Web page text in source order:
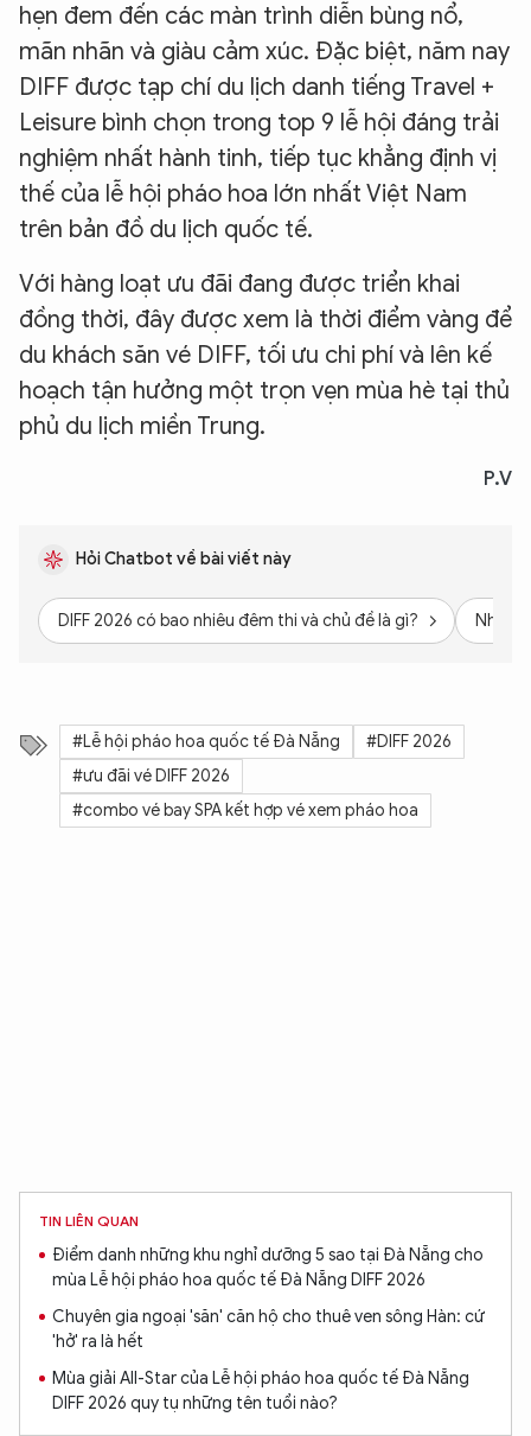
hẹn đem đến các màn trình diễn bùng nổ,
mãn nhãn và giàu cảm xúc. Đặc biệt, năm nay
DIFF được tạp chí du lịch danh tiếng Travel +
Leisure bình chọn trong top 9 lễ hội đáng trải
nghiệm nhất hành tinh, tiếp tục khẳng định vị
thế của lễ hội pháo hoa lớn nhất Việt Nam
trên bản đồ du lịch quốc tế.
Với hàng loạt ưu đãi đang được triển khai
đồng thời, đây được xem là thời điểm vàng để
du khách săn vé DIFF, tối ưu chi phí và lên kế
hoạch tận hưởng một trọn vẹn mùa hè tại thủ
phủ du lịch miền Trung.
P.V
Hỏi Chatbot về bài viết này
DIFF 2026 có bao nhiêu đêm thi và chủ đề là gì?
#Lễ hội pháo hoa quốc tế Đà Nẵng
#DIFF 2026
#ưu đãi vé DIFF 2026
#combo vé bay SPA kết hợp vé xem pháo hoa
TIN LIÊN QUAN
Điểm danh những khu nghỉ dưỡng 5 sao tại Đà Nẵng cho
mùa Lễ hội pháo hoa quốc tế Đà Nẵng DIFF 2026
Chuyên gia ngoại 'săn' căn hộ cho thuê ven sông Hàn: cứ
'hở' ra là hết
Mùa giải All-Star của Lễ hội pháo hoa quốc tế Đà Nẵng
DIFF 2026 quy tụ những tên tuổi nào?
Hãy hỏi tôi bất kỳ điều gì bạn cần biết về
An Ninh Thủ Đô nhé. Tôi sẵn sàng hỗ trợ!